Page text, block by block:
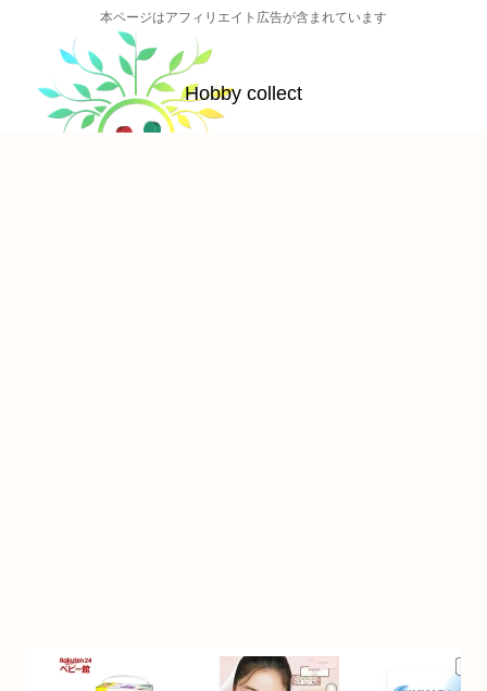
本ページはアフィリエイト広告が含まれています
Hobby collect